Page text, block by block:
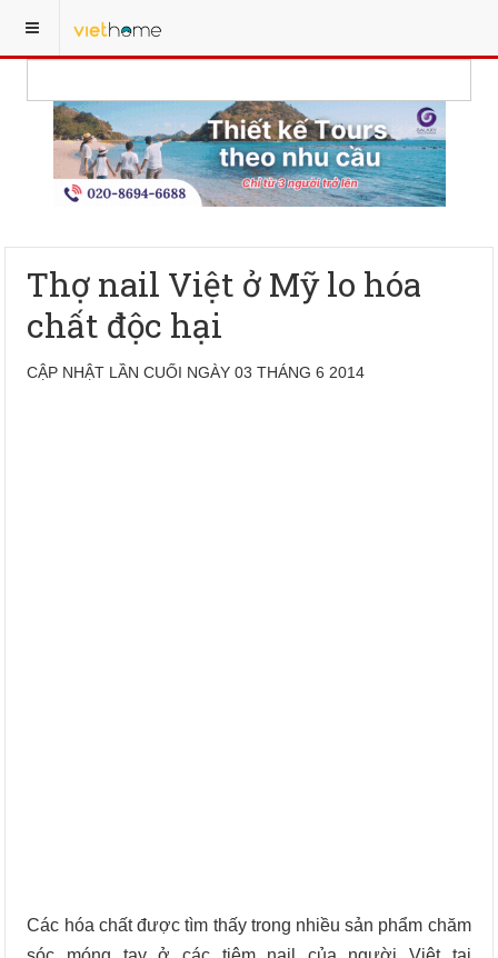
Thợ nail Việt ở Mỹ lo hóa
chất độc hại
CẬP NHẬT LẦN CUỐI NGÀY 03 THÁNG 6 2014
Các hóa chất được tìm thấy trong nhiều sản phẩm chăm